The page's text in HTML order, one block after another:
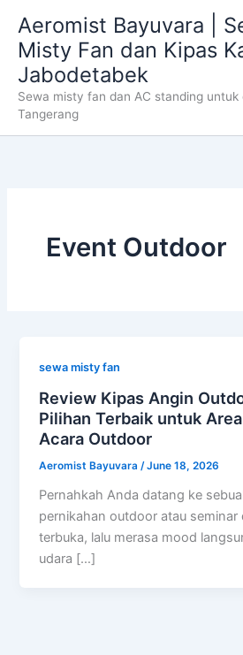
content
Aeromist Bayuvara |
Misty Fan dan Kipas
Jabodetabek
Sewa misty fan dan AC standing untuk
Tangerang
Event Outdoor
sewa misty fan
Review Kipas Angin
Pilihan Terbaik untuk
Acara Outdoor
Aeromist Bayuvara /June 18, 2026
Pernahkah Anda datang ke
pernikahan outdoor atau seminar
terbuka, lalu merasa mood
udara […]